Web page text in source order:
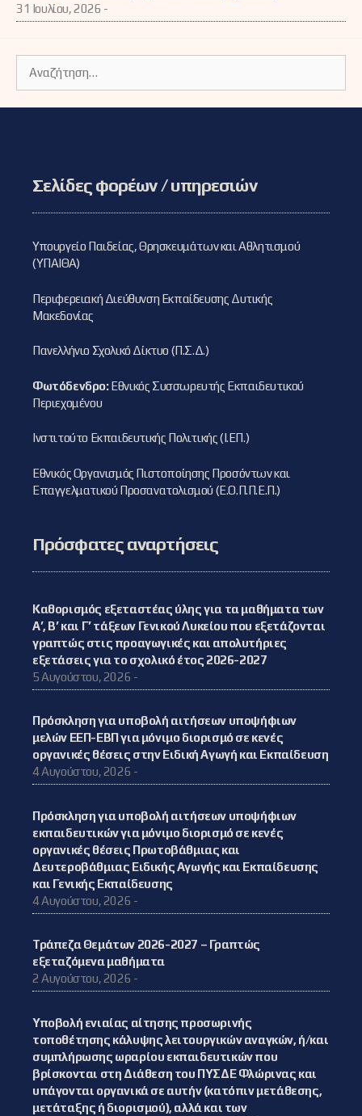
31 Ιουλίου, 2026 -
για:
Σελίδες φορέων / υπηρεσιών
Υπουργείο Παιδείας, Θρησκευμάτων και Αθλητισμού
(ΥΠΑΙΘΑ)
Περιφερειακή Διεύθυνση Εκπαίδευσης Δυτικής
Μακεδονίας
Πανελλήνιο Σχολικό Δίκτυο (Π.Σ.Δ.)
Φωτόδενδρο:Εθνικός Συσσωρευτής Εκπαιδευτικού
Περιεχομένου
Ινστιτούτο Εκπαιδευτικής Πολιτικής (Ι.ΕΠ.)
Εθνικός Οργανισμός Πιστοποίησης Προσόντων και
Επαγγελματικού Προσανατολισμού (Ε.Ο.Π.Π.Ε.Π.)
Πρόσφατες αναρτήσεις
Καθορισμός εξεταστέας ύλης για τα μαθήματα των
Α’, Β’ και Γ’ τάξεων Γενικού Λυκείου που εξετάζονται
γραπτώς στις προαγωγικές και απολυτήριες
εξετάσεις για το σχολικό έτος 2026-2027
5 Αυγούστου, 2026 -
Πρόσκληση για υποβολή αιτήσεων υποψήφιων
μελών ΕΕΠ-ΕΒΠ για μόνιμο διορισμό σε κενές
οργανικές θέσεις στην Ειδική Αγωγή και Εκπαίδευση
4 Αυγούστου, 2026 -
Πρόσκληση για υποβολή αιτήσεων υποψήφιων
εκπαιδευτικών για μόνιμο διορισμό σε κενές
οργανικές θέσεις Πρωτοβάθμιας και
Δευτεροβάθμιας Ειδικής Αγωγής και Εκπαίδευσης
και Γενικής Εκπαίδευσης
4 Αυγούστου, 2026 -
Τράπεζα Θεμάτων 2026-2027 – Γραπτώς
εξεταζόμενα μαθήματα
2 Αυγούστου, 2026 -
Υποβολή ενιαίας αίτησης προσωρινής
τοποθέτησης κάλυψης λειτουργικών αναγκών, ή/και
συμπλήρωσης ωραρίου εκπαιδευτικών που
βρίσκονται στη Διάθεση του ΠΥΣΔΕ Φλώρινας και
υπάγονται οργανικά σε αυτήν (κατόπιν μετάθεσης,
μετάταξης ή διορισμού), αλλά και των